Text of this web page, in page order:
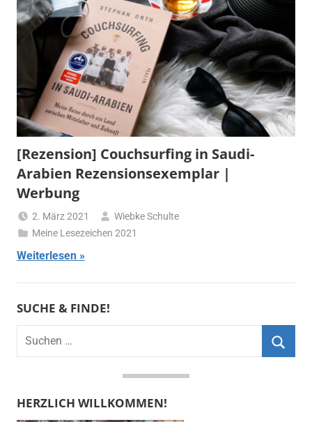
[Rezension] Couchsurfing in Saudi-
Arabien Rezensionsexemplar |
Werbung
2. März 2021
Wiebke Schulte
Meine Lesezeichen 2021
Weiterlesen
SUCHE & FINDE!
Suchen
HERZLICH WILLKOMMEN!